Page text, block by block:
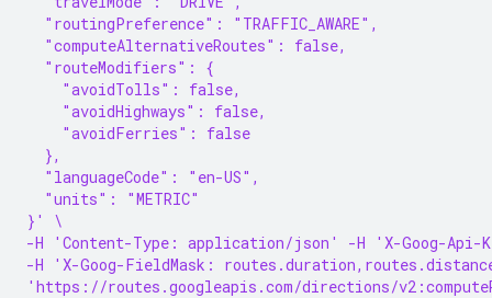
  "routingPreference": "TRAFFIC_AWARE",
  "computeAlternativeRoutes": false,
  "routeModifiers": {
    "avoidTolls": false,
    "avoidHighways": false,
    "avoidFerries": false
  },
  "languageCode": "en-US",
  "units": "METRIC"
}' \
-H 'Content-Type: application/json' -H 'X-Goog-Api-
-H 'X-Goog-FieldMask:
'https://routes.googleapis.com/directions/